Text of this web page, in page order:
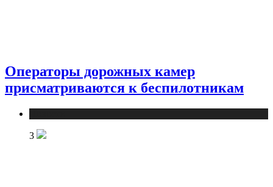
Операторы дорожных камер
присматриваются к беспилотникам
3